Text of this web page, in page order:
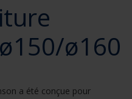
ø160
a été conçue pour